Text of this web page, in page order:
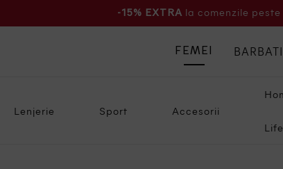
-15% EXTRA la comenzile
Lenjerie Sport Accesorii
FEMEI BARBATI